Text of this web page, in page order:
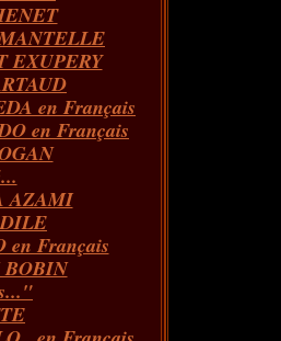
(60)
(68)
(86)
(70)
(66)
(67)
(73)
(55)
(43)
(54)
(51)
EXUPERY
en Français
en Français
AZAMI
en Français